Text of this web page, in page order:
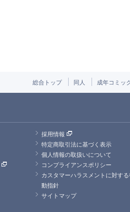
総合トップ 同人 成年コミッ
採用情報
特定商取引法に基づく表示
個人情報の取扱いについて
コンプライアンスポリシー
カスタマーハラスメントに対す
動指針
サイトマップ